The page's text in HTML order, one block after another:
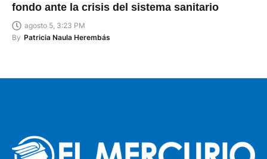
fondo ante la crisis del sistema sanitario
agosto 5, 3:23 PM
By Patricia Naula Herembás